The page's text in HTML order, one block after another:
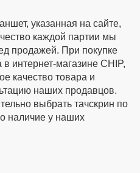
указанная на сайте,
каждой партии мы
продажей. При покупке
интернет-магазине CHIP,
качество товара и
наших продавцов.
выбрать тачскрин по
наличие у наших